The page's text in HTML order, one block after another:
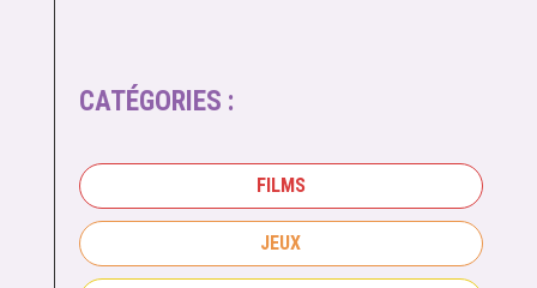
CATÉGORIES :
FILMS
JEUX